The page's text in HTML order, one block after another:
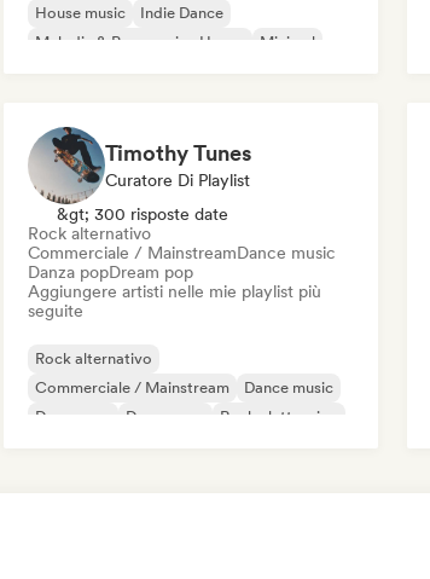
House music
Indie Dance
Melodic & Progressive House
Minimal
Timothy Tunes
Curatore Di Playlist
&gt; 300 risposte date
Rock alternativo
Commerciale / MainstreamDance music
Danza popDream pop
Aggiungere artisti nelle mie playlist più
seguite
Rock alternativo
Commerciale / Mainstream
Dance music
Danza pop
Dream pop
Rock elettronico